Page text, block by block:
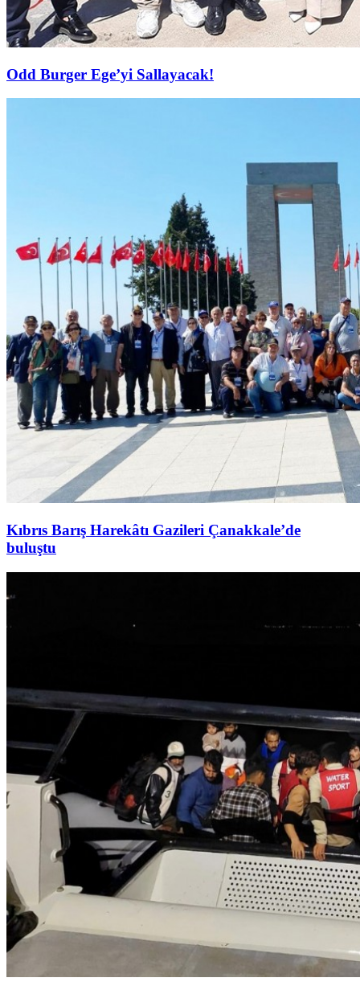
Odd Burger Ege’yi Sallayacak!
Kıbrıs Barış Harekâtı Gazileri Çanakkale’de
buluştu